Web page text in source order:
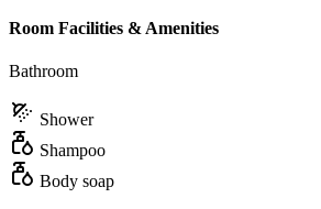
Room Facilities & Amenities
Bathroom
Shower
Shampoo
Body soap